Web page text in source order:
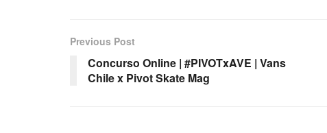
Previous Post
Concurso Online | #PIVOTxAVE | Vans
Chile x Pivot Skate Mag